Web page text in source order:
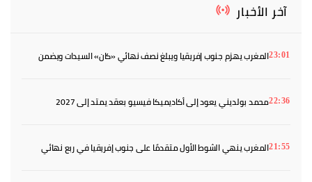
آخر الأخبار
23:01المغرب يهزم جنوب إفريقيا ويبلغ نصف نهائي «كان» السيدات ويضمن
22:36محمد بولديني يعود إلى أكاديميكا فيسيو بعقد يمتد إلى 2027
21:55المغرب ينهي الشوط الأول متقدمًا على جنوب إفريقيا في ربع نهائي